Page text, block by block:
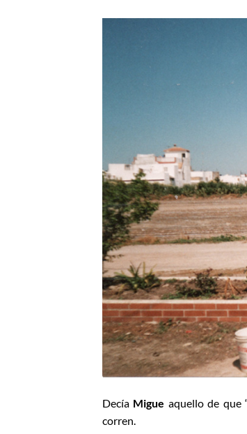
Decía Migue aquello de que
corren.